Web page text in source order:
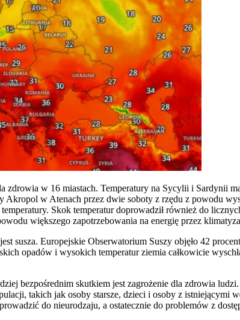
zdrowia w 16 miastach. Temperatury na Sycylii i Sardynii
Akropol w Atenach przez dwie soboty z rzędu z powodu
Skok temperatur doprowadził również do
większego zapotrzebowania na energię przez
susza. Europejskie Obserwatorium Suszy objęło 42
opadów i wysokich temperatur ziemia całkowicie
bezpośrednim skutkiem jest zagrożenie dla zdrowia
takich jak osoby starsze, dzieci i osoby z istniejącymi
do nieurodzaju, a ostatecznie do problemów z